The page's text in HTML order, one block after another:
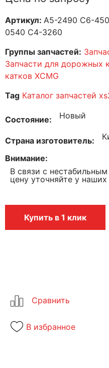
Артикул: A5-2490 C6-
0540 C4-3260
Группы запчастей:
Запчасти для дорожных
катков XCMG
Tag Каталог запчастей
Состояние Новый
Страна изготовитель
Внимание
В связи с
цену уточняйте у
Купить в 1 клик
В избранное